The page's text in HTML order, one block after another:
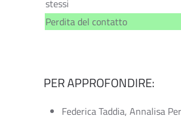
stessi
Perdita del contatto
PER APPROFONDIRE:
Federica Taddia, Annalisa